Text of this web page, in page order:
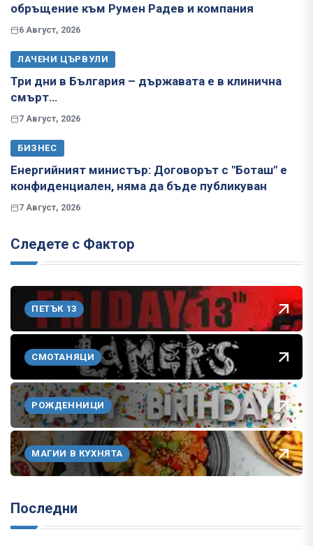
обръщение към Румен Радев и компания
6 Август, 2026
ЛАЧЕНИ ЦЪРВУЛИ
Три дни в България – държавата е в клинична
смърт…
7 Август, 2026
БИЗНЕС
Енергийният министър: Договорът с "Боташ" е
конфиденциален, няма да бъде публикуван
7 Август, 2026
Следете с Фактор
ПЕТЪК 13
СМОТАНЯЦИ
РОЖДЕННИЦИ
МАГИИ В КУХНЯТА
Последни